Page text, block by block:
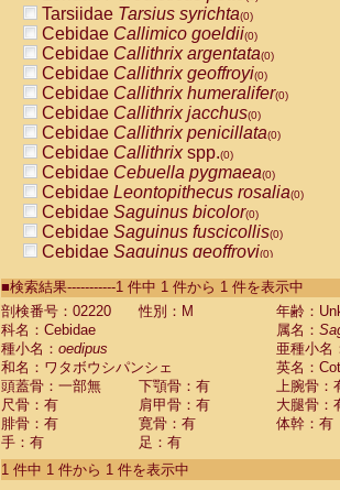
Tarsiidae Tarsius syrichta(0)
Cebidae Callimico goeldii(0)
Cebidae Callithrix argentata(0)
Cebidae Callithrix geoffroyi(0)
Cebidae Callithrix humeralifer(0)
Cebidae Callithrix jacchus(0)
Cebidae Callithrix penicillata(0)
Cebidae Callithrixspp.(0)
Cebidae Cebuella pygmaea(0)
Cebidae Leontopithecus rosalia(0)
Cebidae Saguinus bicolor(0)
Cebidae Saguinus fuscicollis(0)
Cebidae Saguinus geoffroyi(0)
CebidaeSaguinus labiatus(0)
Cebidae Saguinus leucopus (0)
Cebidae
Cebidae
CebidaeSaguinus nigricollis (0)
Cebidae Saguinus oedipus
Cebidae Saguinus weddelli
Cebidae Saguinusspp.
Cebidae Aotus trivirgatus
Cebidae Cebus albifrons
■検索結果-----------1 件中 1 件から 1 件を表示中
剖検番号：02220
性別：M
年齢：
科名：Cebidae
属名：
種小名： oedipus
亜種小名
和名：ワタボウシパンシェ
英名：
頭蓋骨：一部無
下顎骨：有
上腕骨：
尺骨：有
肩甲骨：有
大腿骨：
腓骨：有
寛骨：有
体幹：有
手：有
足：有
1 件中 1 件から 1 件を表示中